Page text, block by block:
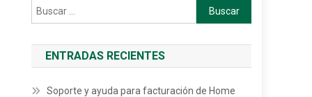
Buscar:
ENTRADAS RECIENTES
Soporte y ayuda para facturación de Home